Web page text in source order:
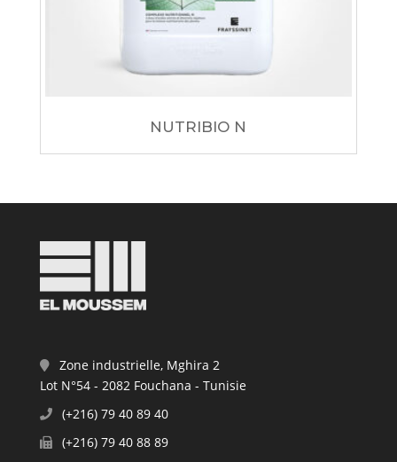
NUTRIBIO N
Zone industrielle, Mghira 2
Lot N°54 - 2082 Fouchana - Tunisie
(+216) 79 40 89 40
(+216) 79 40 88 89